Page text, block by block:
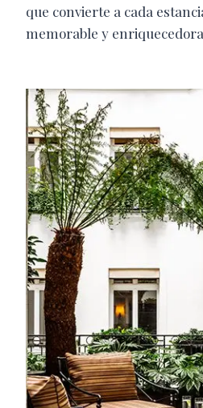
que convierte a cada
memorable y